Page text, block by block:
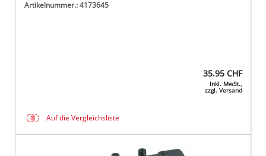
Artikelnummer.: 4173645
35.95 CHF
Inkl. MwSt.,
zzgl. Versand
Auf die Vergleichsliste